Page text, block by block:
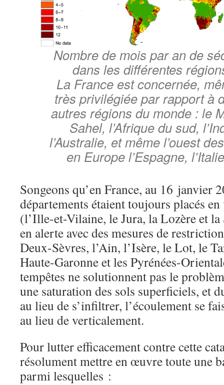
Nombre de mois par an de
dans les différentes
La France est concernée,
très privilégiée par rapport à
autres régions du monde : le
Sahel, l’Afrique du sud,
l’Australie, et même l’ouest
en Europe l’Espagne,
Songeons qu’en France, au 16 janvier
départements étaient toujours placés
(l’Ille-et-Vilaine, le Jura, la Lozère et
en alerte avec des mesures de
Deux-Sèvres, l’Ain, l’Isère, le Lot, le
Haute-Garonne et les Pyrénées-
tempêtes ne solutionnent pas le
une saturation des sols superficiels, et
au lieu de s’infiltrer, l’écoulement se
au lieu de verticalement.
Pour lutter efficacement contre cette
résolument mettre en œuvre toute une
parmi lesquelles :